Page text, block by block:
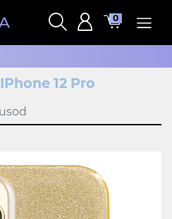
0
IPhone 12 Pro